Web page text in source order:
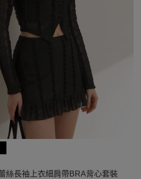
絲長袖上衣細肩帶BRA背心套裝